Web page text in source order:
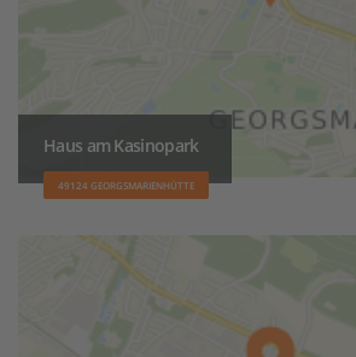
Haus am Kasinopark
49124 GEORGSMARIENHÜTTE